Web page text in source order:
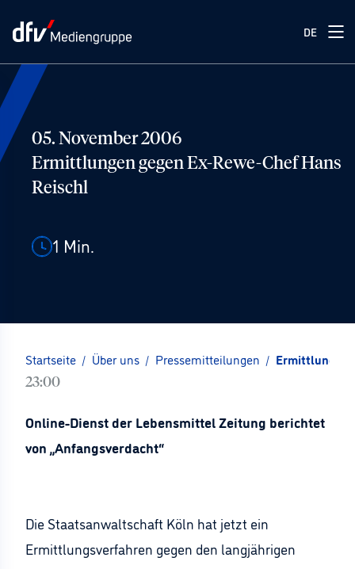
DE
05. November 2006
Ermittlungen gegen Ex-Rewe-Chef Hans
Reischl
1 Min.
Startseite / Über uns / Pressemitteilungen / Ermittlungen
23:00
Online-Dienst der Lebensmittel Zeitung berichtet
von „Anfangsverdacht“
Die Staatsanwaltschaft Köln hat jetzt ein
Ermittlungsverfahren gegen den langjährigen